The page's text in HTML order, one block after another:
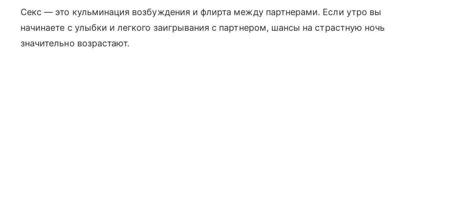
Секс — это кульминация возбуждения и флирта между партнерами. Если утро вы
начинаете с улыбки и легкого заигрывания с партнером, шансы на страстную ночь
значительно возрастают.